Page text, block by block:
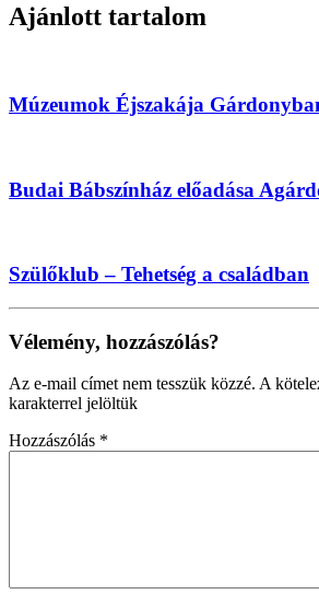
Ajánlott tartalom
Múzeumok Éjszakája
Budai Bábszínház előadása
Szülőklub – Tehetség a családban
Vélemény, hozzászólás?
Az e-mail címet nem tesszük közzé. A
karakterrel jelöltük
Hozzászólás *